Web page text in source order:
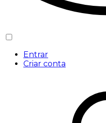
Entrar
Criar conta